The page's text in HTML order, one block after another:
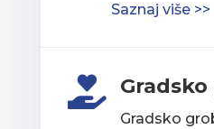
Saznaj više >>

Gradsko